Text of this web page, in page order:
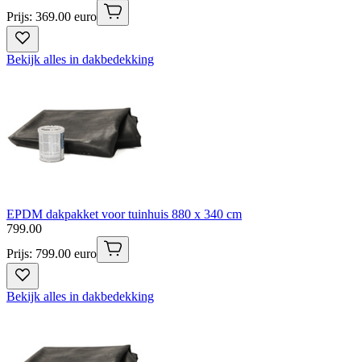
Prijs: 369.00 euro
Bekijk alles in dakbedekking
EPDM dakpakket voor tuinhuis 880 x 340 cm
799.00
Prijs: 799.00 euro
Bekijk alles in dakbedekking